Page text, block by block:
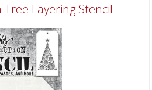
Layering Stencil